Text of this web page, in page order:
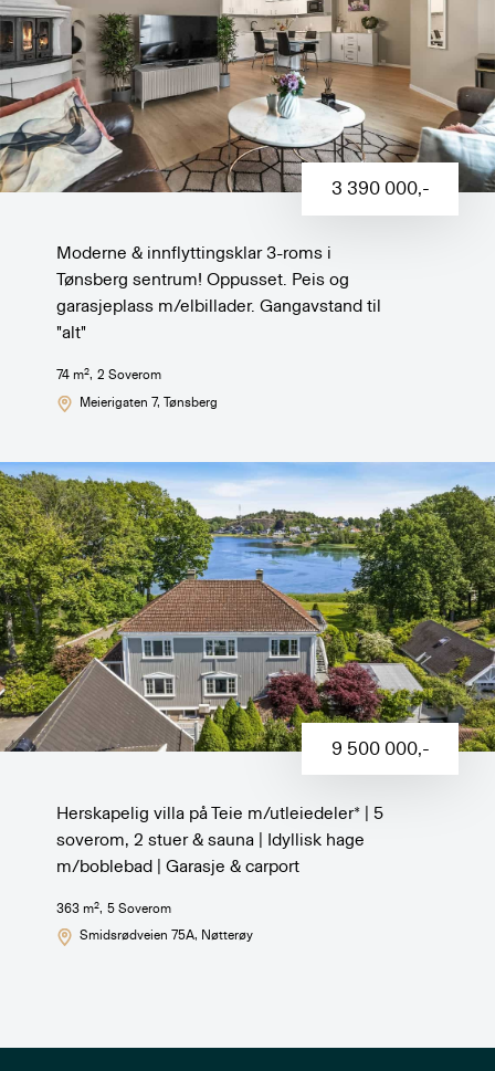
3 390 000,-
Moderne & innflyttingsklar 3-roms i
Tønsberg sentrum! Oppusset. Peis og
garasjeplass m/elbillader. Gangavstand til
"alt"
74 m2, 2 Soverom
Meierigaten 7, Tønsberg
9 500 000,-
Herskapelig villa på Teie m/utleiedeler* | 5
soverom, 2 stuer & sauna | Idyllisk hage
m/boblebad | Garasje & carport
363 m2, 5Soverom
Smidsrødveien 75A, Nøtterøy